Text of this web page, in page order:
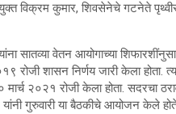
विक्रम कुमार, शिवसेनेचे गटनेते
सातव्या वेतन आयोगाच्या
शासन निर्णय जारी केला होता.
२०२१ रोजी केला होता. सदरचा
गुरुवारी या बैठकीचे आयोजन केले होते.